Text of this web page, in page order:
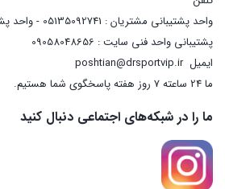
پشتیبانی واحد فنی سایت : 09058048656
ایمیلposhtian@drsportvip.ir
ما 24 ساعته 7 روز هفته پاسخگوی شما هستیم.
ما را در شبکه‌های اجتماعی دنبال کنید